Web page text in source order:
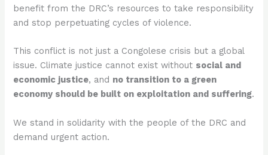
benefit from the DRC’s resources to take responsibility
and stop perpetuating cycles of violence.
This conflict is not just a Congolese crisis but a global
issue. Climate justice cannot exist without social and
economic justice, and no transition to a green
economy should be built on exploitation and suffering.
We stand in solidarity with the people of the DRC and
demand urgent action.